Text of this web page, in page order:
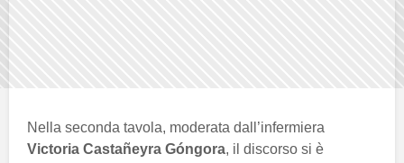
Nella seconda tavola, moderata dall’infermiera
Victoria Castañeyra Góngora, il discorso si è